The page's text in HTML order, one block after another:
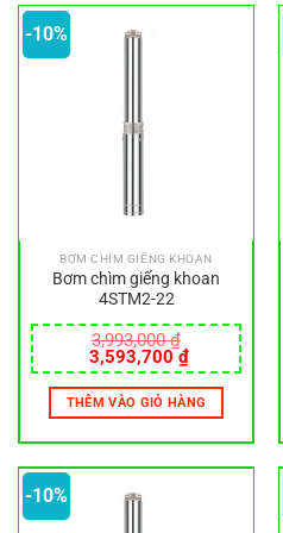
-10%
BƠM CHÌM GIẾNG KHOAN
Bơm chìm giếng khoan
4STM2-22
3,993,000₫
Giá
gốc
là:
3,993,000 ₫.
3,593,700 ₫Giá
hiện
tại
là:
3,593,700 ₫.
THÊM VÀO GIỎ HÀNG
-10%